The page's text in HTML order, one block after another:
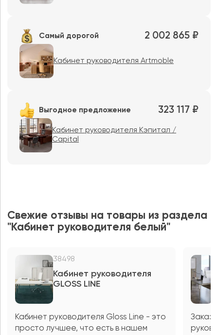
Самый дорогой 2 002 865 ₽
Кабинет руководителя Artmoble
Выгодное предложение 323 117 ₽
Кабинет руководителя Кэпитал /
Capital
Свежие отзывы на товары из раздела
"Кабинет руководителя белый"
38498
Кабинет руководителя
GLOSS LINE
Кабинет руководителя Gloss Line - это
просто лучшее, что есть в нашем